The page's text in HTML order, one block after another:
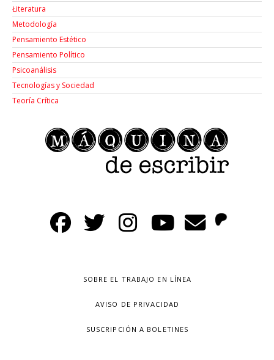
Łiteratura
Metodología
Pensamiento Estético
Pensamiento Político
Psicoanálisis
Tecnologías y Sociedad
Teoría Crítica
SOBRE EL TRABAJO EN LÍNEA
AVISO DE PRIVACIDAD
SUSCRIPCIÓN A BOLETINES